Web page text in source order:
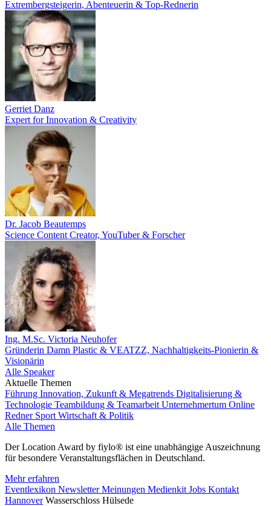
Extrembergsteigerin, Abenteuerin & Top-Rednerin
Gerriet Danz
Expert for Innovation & Creativity
Dr. Jacob Beautemps
Science Content Creator, YouTuber & Forscher
Ing. M.Sc. Victoria Neuhofer
Gründerin Damn Plastic & VEATZZ, Nachhaltigkeits‑Pionierin &
Visionärin
Alle Speaker
Aktuelle Themen
Führung Innovation, Zukunft & Megatrends Digitalisierung &
Technologie Teambildung & Teamarbeit Unternehmertum Online
Redner Sport Wirtschaft & Politik
Alle Themen
Der Location Award by fiylo® ist eine unabhängige Auszeichnung
für besondere Veranstaltungsflächen in Deutschland.
Mehr erfahren
Eventlexikon NewsletterMeinungen Medienkit Jobs Kontakt
Hannover Wasserschloss Hülsede